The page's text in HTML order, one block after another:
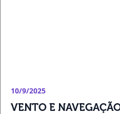
10/9/2025
VENTO E